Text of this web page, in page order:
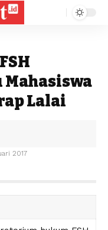
Lalai
2017